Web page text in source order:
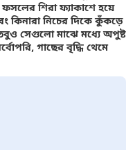
শিরা ফ্যাকাশে হয়ে
কিনারা নিচের দিকে কুঁকড়ে
তবুও সেগুলো মাঝে মধ্যে অপুষ্ট
গাছের বৃদ্ধি থেমে